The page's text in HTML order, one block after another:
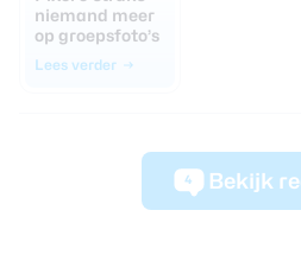
niemand meer
op groepsfoto’s
Lees verder
4 Bekijk